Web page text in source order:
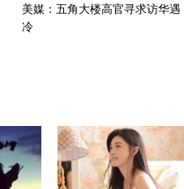
美媒：五角大楼高官寻求访华遇
冷